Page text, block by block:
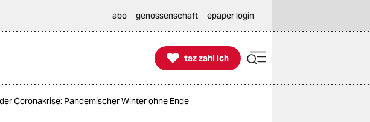
abo genossenschaft epaper login

taz zahl ich
taz zahl ich
Coronakrise: Pandemischer Winter ohne Ende